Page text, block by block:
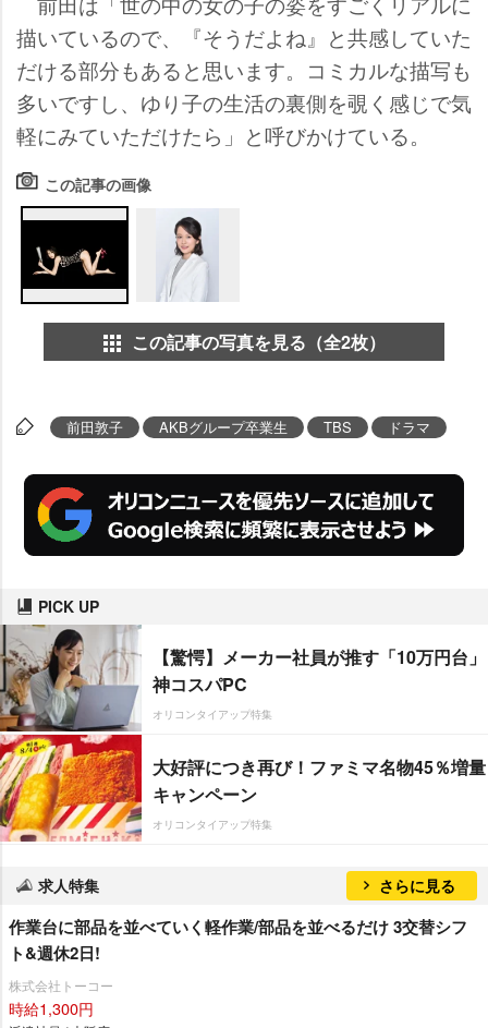
描いているので、『そうだよね』と共感していた
だける部分もあると思います。コミカルな描写も
多いですし、ゆり子の生活の裏側を覗く感じで気
軽にみていただけたら」と呼びかけている。
この記事の画像
この記事の写真を見る（全2枚）
前田敦子 AKBグループ卒業生 TBS ドラマ
PICK UP
【驚愕】メーカー社員が推す「10万円台」
神コスパPC
オリコンタイアップ特集
大好評につき再び！ファミマ名物45％増量
キャンペーン
オリコンタイアップ特集
求人特集 さらに見る
作業台に部品を並べていく軽作業/部品を並べるだけ 3交替シフ
ト&週休2日!
株式会社トーコー
時給1,300円